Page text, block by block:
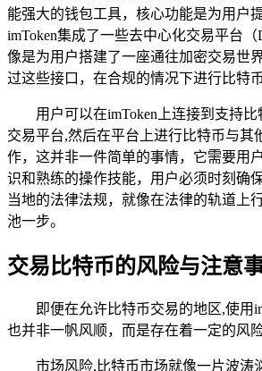
能强大的钱包工具，核心功能是为用户
imToken集成了一些去中心化交易平台
像是为用户搭建了一座通往加密交易世
过这些接口，在合规的情况下进行比特
用户可以在imToken上连接到支持
交易平台,然后在平台上进行比特币与其
作，这并非一件简单的事情，它需要用
识和熟练的操作技能，用户必须时刻确
当地的法律法规，就像在法律的轨道上
池一步。
交易比特币的风险与注意
即便在允许比特币交易的地区,使用
也并非一帆风顺，而是存在着一定的风险
市场风险,比特币市场就像一片波涛